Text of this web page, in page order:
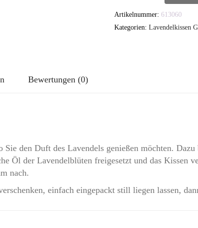
2er
Menge
Artikelnummer: 613060
Kategorien: Lavendelkissen
Bewertungen (0)
den Duft des Lavendels genießen möchten.
Öl der Lavendelblüten freigesetzt und das Kissen
nach.
einfach eingepackt still liegen lassen,